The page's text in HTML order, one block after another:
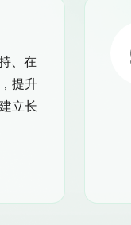
、在
提升
立长